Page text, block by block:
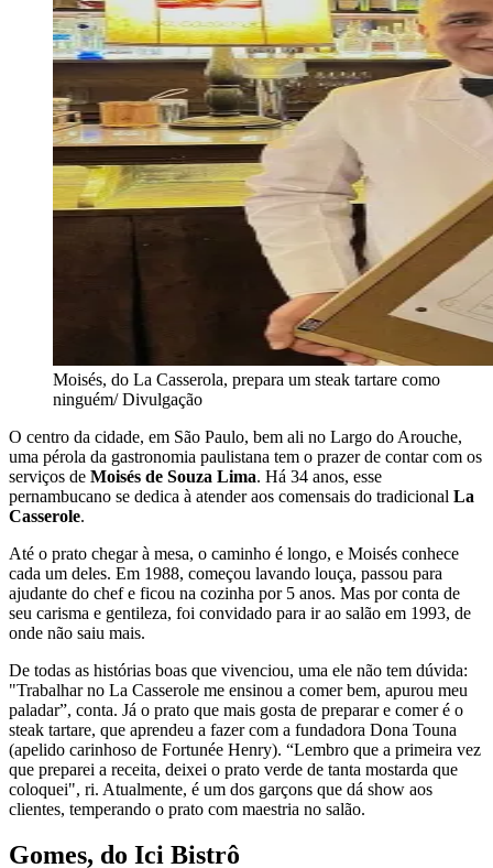
Moisés, do La Casserola, prepara um steak tartare como
ninguém/ Divulgação
O centro da cidade, em São Paulo, bem ali no Largo do Arouche,
uma pérola da gastronomia paulistana tem o prazer de contar com os
serviços de Moisés de Souza Lima. Há 34 anos, esse
pernambucano se dedica à atender aos comensais do tradicional La
Casserole.
Até o prato chegar à mesa, o caminho é longo, e Moisés conhece
cada um deles. Em 1988, começou lavando louça, passou para
ajudante do chef e ficou na cozinha por 5 anos. Mas por conta de
seu carisma e gentileza, foi convidado para ir ao salão em 1993, de
onde não saiu mais.
De todas as histórias boas que vivenciou, uma ele não tem dúvida:
"Trabalhar no La Casserole me ensinou a comer bem, apurou meu
paladar”, conta. Já o prato que mais gosta de preparar e comer é o
steak tartare, que aprendeu a fazer com a fundadora Dona Touna
(apelido carinhoso de Fortunée Henry). “Lembro que a primeira vez
que preparei a receita, deixei o prato verde de tanta mostarda que
coloquei", ri. Atualmente, é um dos garçons que dá show aos
clientes, temperando o prato com maestria no salão.
Gomes, do Ici Bistrô